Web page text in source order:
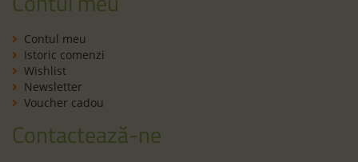
Contul meu
Istoric comenzi
Wishlist
Newsletter
Voucher cadou
Contactează-ne